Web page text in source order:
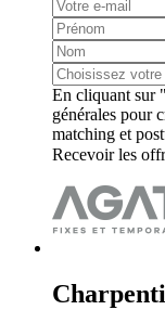
En cliquant sur
générales pour
matching et
Recevoir les